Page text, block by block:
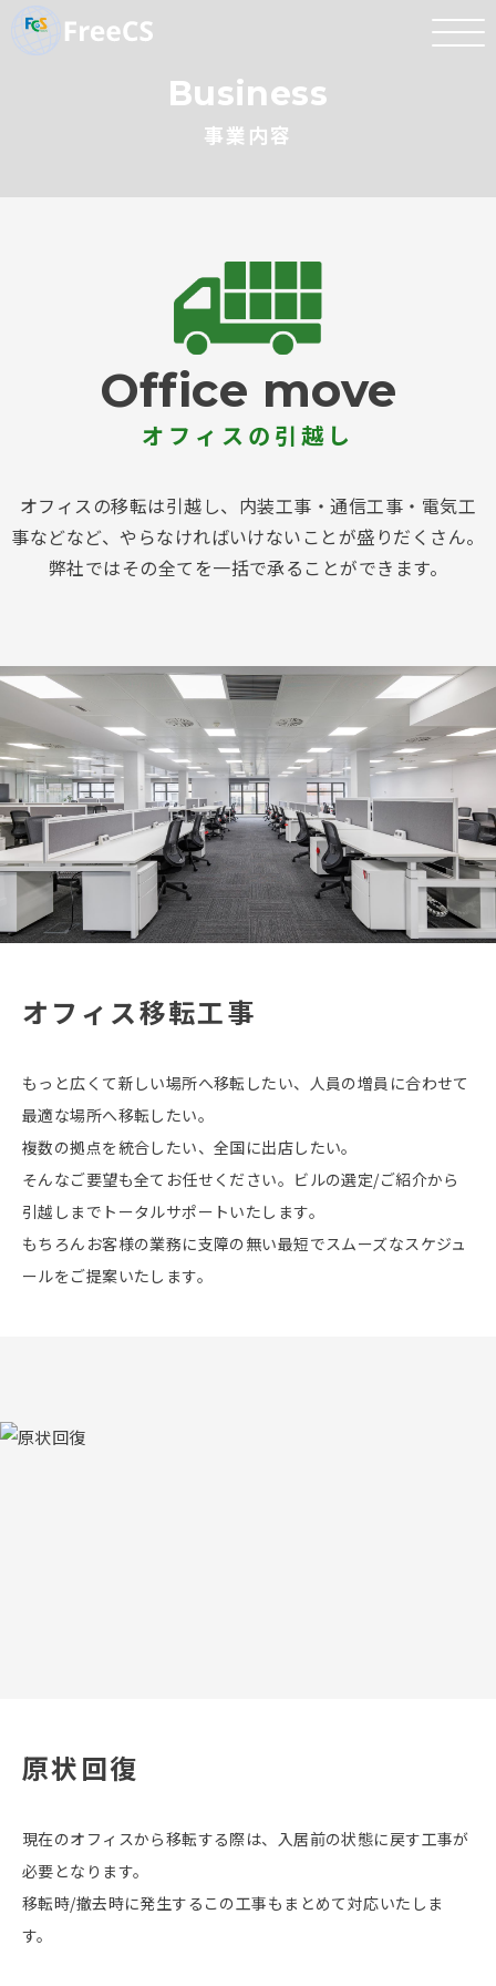
Business
事業内容
Office move
オフィスの引越し
オフィスの移転は引越し、内装工事・通信工事・電気工
事などなど、やらなければいけないことが盛りだくさん。
弊社ではその全てを一括で承ることができます。
オフィス移転工事
もっと広くて新しい場所へ移転したい、人員の増員に合わせて
最適な場所へ移転したい。
複数の拠点を統合したい、全国に出店したい。
そんなご要望も全てお任せください。ビルの選定/ご紹介から
引越しまでトータルサポートいたします。
もちろんお客様の業務に支障の無い最短でスムーズなスケジュ
ールをご提案いたします。
原状回復
現在のオフィスから移転する際は、入居前の状態に戻す工事が
必要となります。
移転時/撤去時に発生するこの工事もまとめて対応いたしま
す。